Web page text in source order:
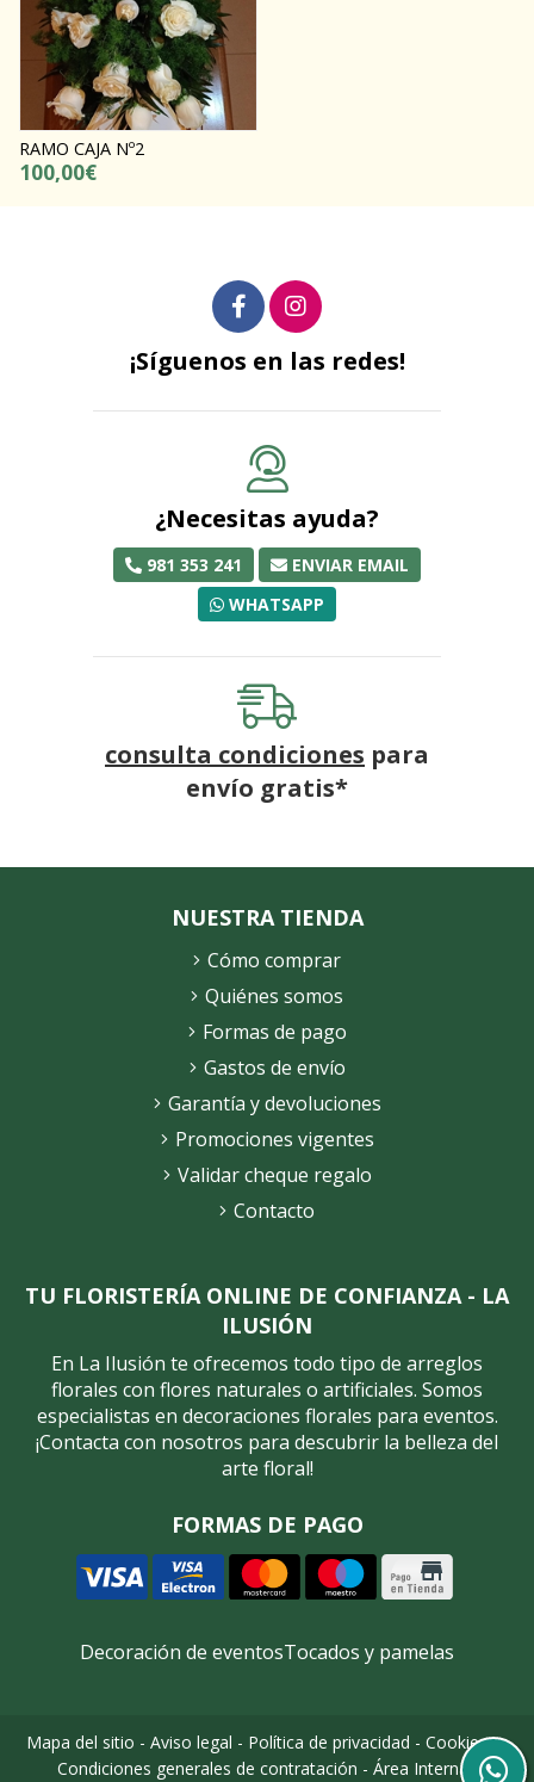
RAMO CAJA Nº2
100,00€
¡Síguenos en las redes!
¿Necesitas ayuda?
981 353 241
ENVIAR EMAIL
WHATSAPP
consulta condiciones para
envío gratis*
TU FLORISTERÍA ONLINE DE CONFIANZA - LA
ILUSIÓN
En La Ilusión te ofrecemos todo tipo de arreglos
florales con flores naturales o artificiales. Somos
especialistas en decoraciones florales para eventos.
¡Contacta con nosotros para descubrir la belleza del
arte floral!
FORMAS DE PAGO
NUESTRA TIENDA
Cómo comprar
Quiénes somos
Formas de pago
Gastos de envío
Garantía y devoluciones
Promociones vigentes
Validar cheque regalo
Contacto
Decoración de eventosTocados y pamelas
Mapa del sitio - Aviso legal - Política de privacidad - Cookies-
Condiciones generales de contratación - Área Interna